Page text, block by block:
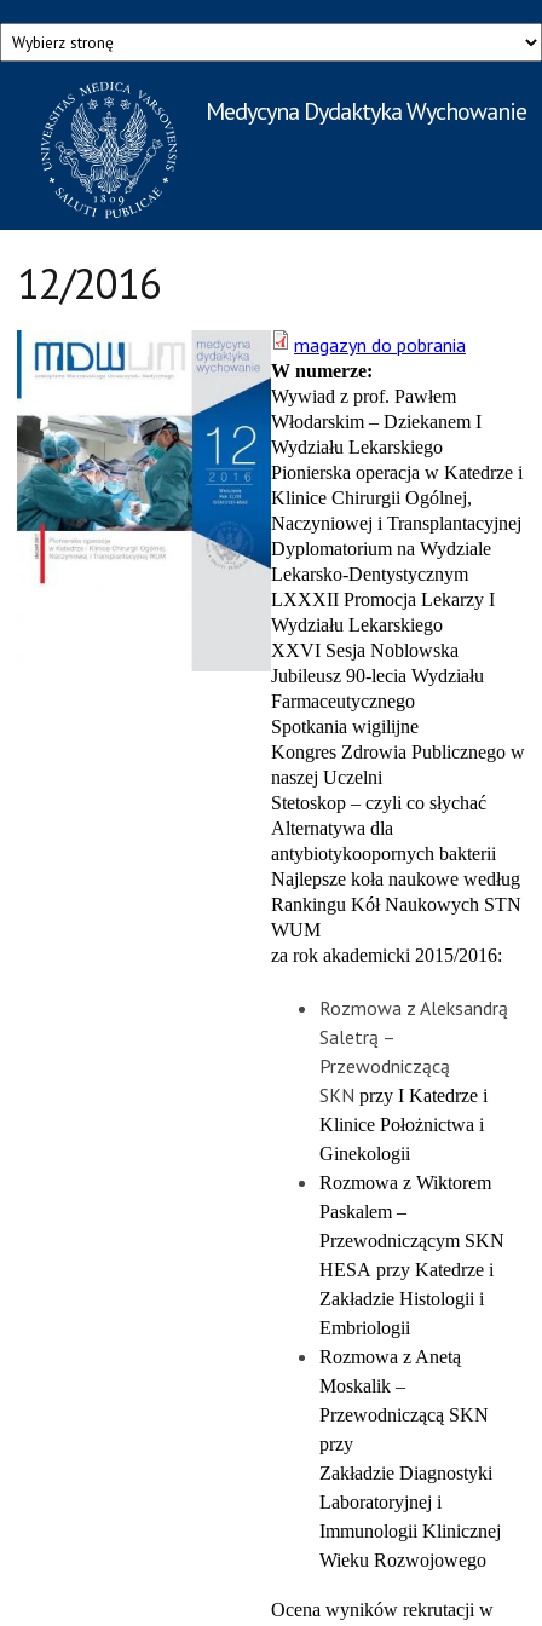
Przejdź do treści
Medycyna Dydaktyka Wychowanie
Rzecznik Prasowy
Warszawskiego Uniwersytetu Medycznego
12/2016
magazyn do pobrania
W numerze:
Wywiad z prof. Pawłem
Włodarskim – Dziekanem I
Wydziału Lekarskiego
Pionierska operacja w Katedrze i
Klinice Chirurgii Ogólnej,
Naczyniowej i Transplantacyjnej
Dyplomatorium na Wydziale
Lekarsko-Dentystycznym
LXXXII Promocja Lekarzy I
Wydziału Lekarskiego
XXVI Sesja Noblowska
Jubileusz 90-lecia Wydziału
Farmaceutycznego
Spotkania wigilijne
Kongres Zdrowia Publicznego w
naszej Uczelni
Stetoskop – czyli co słychać
Alternatywa dla
antybiotykoopornych bakterii
Najlepsze koła naukowe według
Rankingu Kół Naukowych STN
WUM
za rok akademicki 2015/2016:
Rozmowa z Aleksandrą
Saletrą –
Przewodniczącą
SKN przy I Katedrze i
Klinice Położnictwa i
Ginekologii
Rozmowa z Wiktorem
Paskalem –
Przewodniczącym SKN
HESA przy Katedrze i
Zakładzie Histologii i
Embriologii
Rozmowa z Anetą
Moskalik –
Przewodniczącą SKN
przy
Zakładzie Diagnostyki
Laboratoryjnej i
Immunologii Klinicznej
Wieku Rozwojowego
Ocena wyników rekrutacji w